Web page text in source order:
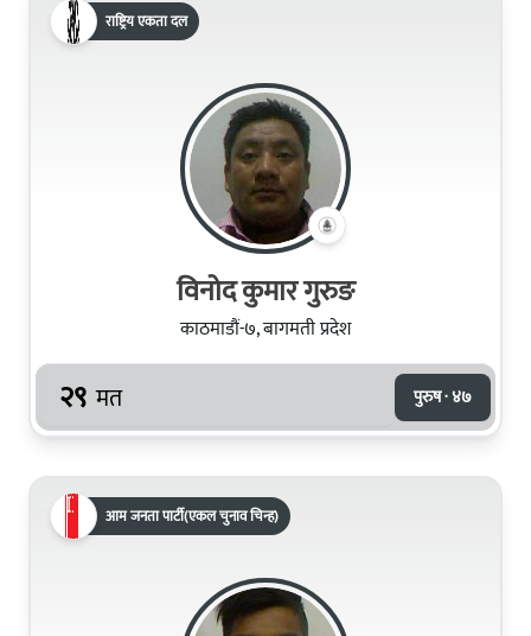
राष्ट्रिय एकता दल
विनोद कुमार गुरुङ
काठमाडौं-७, बागमती प्रदेश
२९ मत पुरुष · ४७
आम जनता पार्टी(एकल चुनाव चिन्ह)